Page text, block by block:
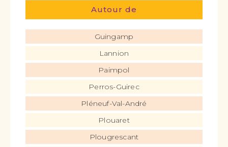
Autour de
Guingamp
Lannion
Paimpol
Perros-Guirec
Pléneuf-Val-André
Plouaret
Plougrescant